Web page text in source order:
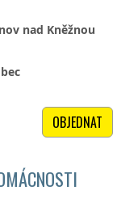
nad Kněžnou
OBJEDNAT